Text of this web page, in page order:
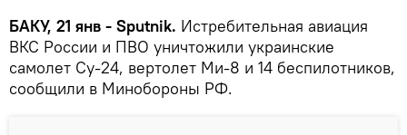
БАКУ, 21 янв - Sputnik. Истребительная авиация
ВКС России и ПВО уничтожили украинские
самолет Су-24, вертолет Ми-8 и 14 беспилотников,
сообщили в Минобороны РФ.